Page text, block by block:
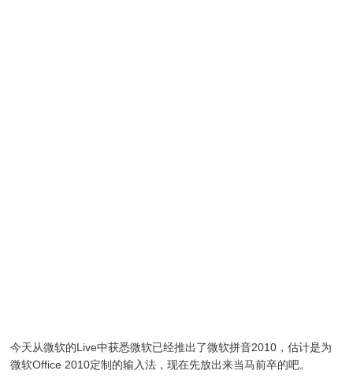
今天从微软的Live中获悉微软已经推出了微软拼音2010，估计是为
微软Office 2010定制的输入法，现在先放出来当马前卒的吧。